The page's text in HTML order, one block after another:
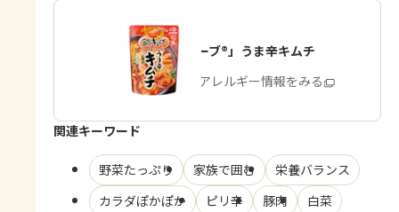
「鍋キューブ®」うま辛キムチ
商品・アレルギー情報をみる
関連キーワード
野菜たっぷり 家族で囲む
栄養バランス
カラダぽかぽか
ピリ辛 豚肉
白菜